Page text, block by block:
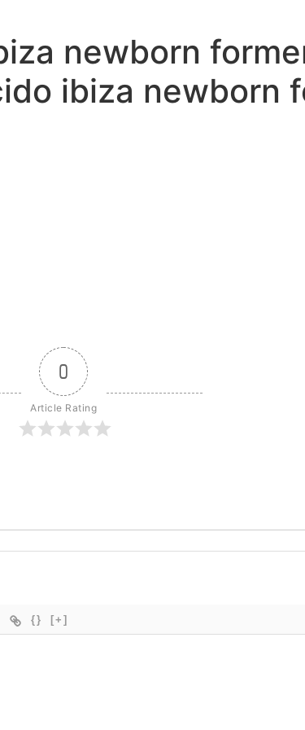
newborn
ibiza newborn
0
Article Rating
{} [+]